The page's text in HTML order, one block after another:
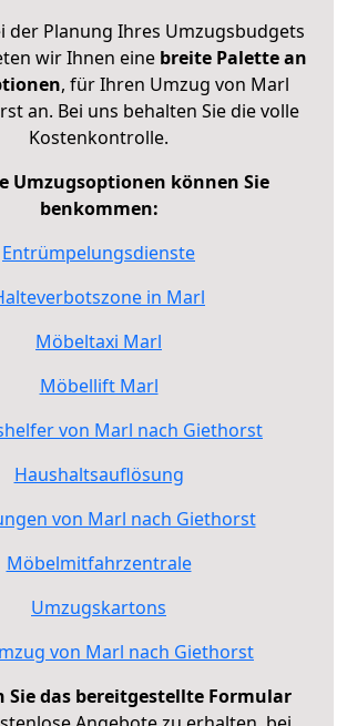
der Planung Ihres Umzugsbudgets
wir Ihnen eine breite Palette an
, für Ihren Umzug von Marl
an. Bei uns behalten Sie die volle
Kostenkontrolle.
Umzugsoptionen können Sie
benkommen:
Entrümpelungsdienste
in Marl
Möbeltaxi Marl
Möbellift Marl
von Marl nach Giethorst
Haushaltsauflösung
von Marl nach Giethorst
Möbelmitfahrzentrale
Umzugskartons
von Marl nach Giethorst
Sie das bereitgestellte Formular